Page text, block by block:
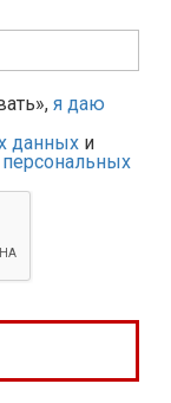
я даю
данных и